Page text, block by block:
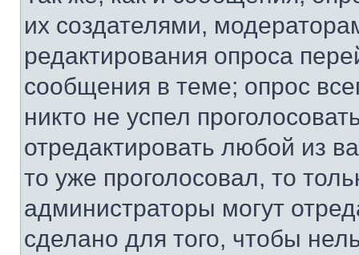
их создателями,
редактирования опроса
сообщения в теме; опрос
никто не успел
отредактировать любой из
то уже проголосовал, то
администраторы могут
сделано для того, чтобы